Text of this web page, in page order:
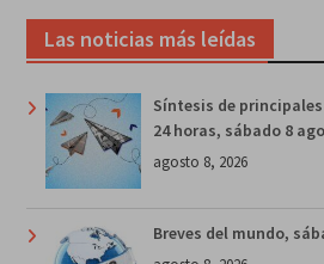
Las noticias más leídas
Síntesis de
24 horas, sábado 8
agosto 8, 2026
Breves del mundo,